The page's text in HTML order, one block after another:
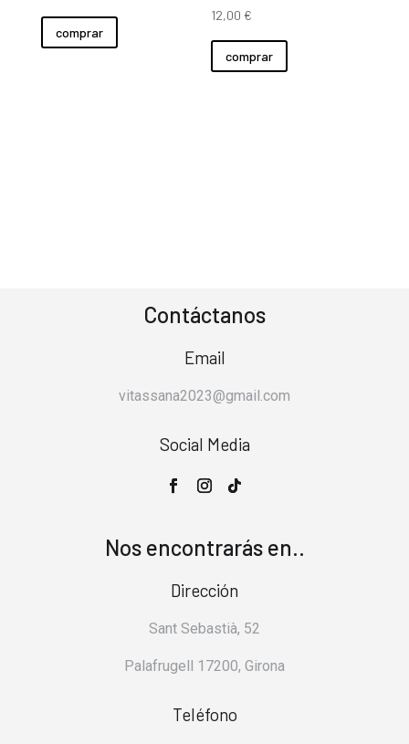
comprar
12,00 €
comprar
Contáctanos
Email
vitassana2023@gmail.com
Social Media
Nos encontrarás en..
Dirección
Sant Sebastià, 52
Palafrugell 17200, Girona
Teléfono